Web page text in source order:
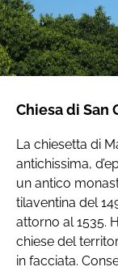
Chiesa di San
La chiesetta di
antichissima,
un antico
tilaventina del
attorno al 1535.
chiese del
in facciata.